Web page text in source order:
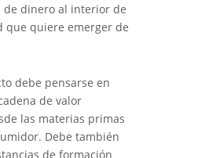
de dinero al interior de
que quiere emerger de
debe pensarse en
de valor
las materias primas
Debe también
de formación